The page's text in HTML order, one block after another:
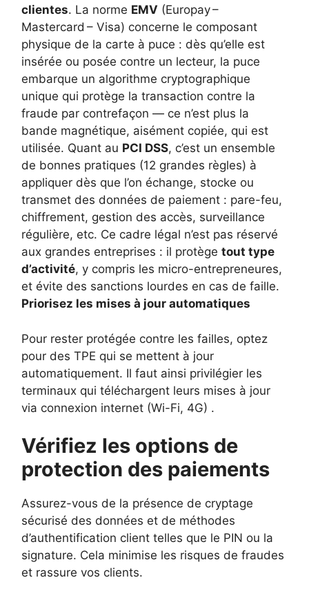
clientes. La norme EMV (Europay –
Mastercard – Visa) concerne le composant
physique de la carte à puce : dès qu’elle est
insérée ou posée contre un lecteur, la puce
embarque un algorithme cryptographique
unique qui protège la transaction contre la
fraude par contrefaçon — ce n’est plus la
bande magnétique, aisément copiée, qui est
utilisée. Quant au PCI DSS, c’est un ensemble
de bonnes pratiques (12 grandes règles) à
appliquer dès que l’on échange, stocke ou
transmet des données de paiement : pare-feu,
chiffrement, gestion des accès, surveillance
régulière, etc. Ce cadre légal n’est pas réservé
aux grandes entreprises : il protège tout type
d’activité, y compris les micro-entrepreneures,
et évite des sanctions lourdes en cas de faille.
Priorisez les mises à jour automatiques
Pour rester protégée contre les failles, optez
pour des TPE qui se mettent à jour
automatiquement. Il faut ainsi privilégier les
terminaux qui téléchargent leurs mises à jour
via connexion internet (Wi-Fi, 4G) .
Vérifiez les options de
protection des paiements
Assurez-vous de la présence de cryptage
sécurisé des données et de méthodes
d’authentification client telles que le PIN ou la
signature. Cela minimise les risques de fraudes
et rassure vos clients.